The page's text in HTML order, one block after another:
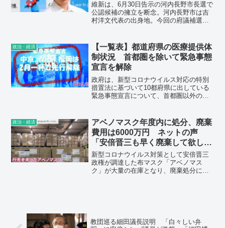
維新は、6月30日告示の河内長野市長選で
公認候補の擁立を断念。河内長野市は吉
村洋文代表の出身地。今回の府議補選で
市長）らが応援に入ったが、市長選に続
く「連敗」となった。
政治・経済
【一覧表】都道府県の医療提供体
制状況 首都圏を除いて緊急事態
宣言を解除
政府は、新型コロナウイルス対応の特別
措置法に基づいて10都府県に出している
緊急事態宣言について、首都圏以外の、
などを慎重に見極めて検討している。3月
7日までの宣言の期限を前倒しして、2月
一杯での解除を想定。専門家の意見を聞
いた上で、26日に決定する方針だ。都道
府県における医療提供体制等の状況（医
療提供体制・監視体制・感染の状況）を
表にし、かつ前回検討時と併記した。
政治・経済
アベノマスク年度内に処分、廃棄
費用は6000万円 ネットの声
「安倍晋三も早く廃棄して欲し
い」
新型コロナウイルス対策として安倍晋三
政権が調達した布マスク「アベノマス
ク」が大量の在庫となり、廃棄処分に多
かけないでほしい」などと批判的な投稿
教団巡る細田議長説明 「白々しい弁